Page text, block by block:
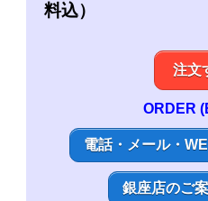
料込）
注文
ORDER
電話・メール・
銀座店のご